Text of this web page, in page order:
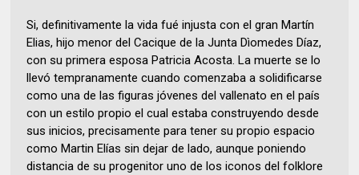
Si, definitivamente la vida fué injusta con el gran Martín
Elias, hijo menor del Cacique de la Junta Dìomedes Díaz,
con su primera esposa Patricia Acosta. La muerte se lo
llevó tempranamente cuando comenzaba a solidificarse
como una de las figuras jóvenes del vallenato en el país
con un estilo propio el cual estaba construyendo desde
sus inicios, precisamente para tener su propio espacio
como Martin Elías sin dejar de lado, aunque poniendo
distancia de su progenitor uno de los iconos del folklore